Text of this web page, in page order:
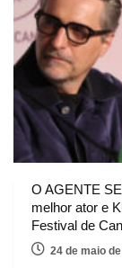
O AGENTE
melhor ator e
Festival de
24 de maio